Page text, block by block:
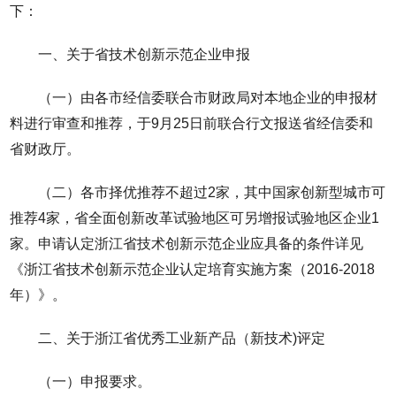
下：
一、关于省技术创新示范企业申报
（一）由各市经信委联合市财政局对本地企业的申报材
料进行审查和推荐，于9月25日前联合行文报送省经信委和
省财政厅。
（二）各市择优推荐不超过2家，其中国家创新型城市可
推荐4家，省全面创新改革试验地区可另增报试验地区企业1
家。申请认定浙江省技术创新示范企业应具备的条件详见
《浙江省技术创新示范企业认定培育实施方案（2016-2018
年）》。
二、关于浙江省优秀工业新产品（新技术)评定
（一）申报要求。